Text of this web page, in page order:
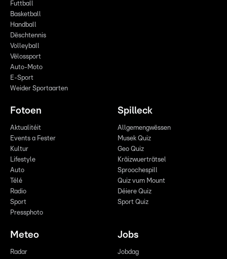
Futtball
Basketball
Handball
Dëschtennis
Volleyball
Vëlossport
Auto-Moto
E-Sport
Weider Sportaarten
Fotoen
Aktualitéit
Events a Fester
Kultur
Lifestyle
Auto
Télé
Radio
Sport
Pressphoto
Spilleck
Allgemengwëssen
Musek Quiz
Geo Quiz
Kräizwuerträtsel
Sproochespill
Quiz vum Mount
Déiere Quiz
Sport Quiz
Meteo
Radar
Jobs
Jobdag